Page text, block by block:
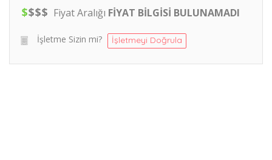
$$$$ Fiyat Aralığı FİYAT BİLGİSİ BULUNAMADI
İşletme Sizin mi? İşletmeyi Doğrula